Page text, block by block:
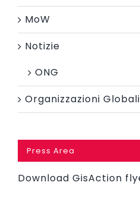
MoW
Notizie
ONG
Organizzazioni Globali
Press Area
Download GisAction